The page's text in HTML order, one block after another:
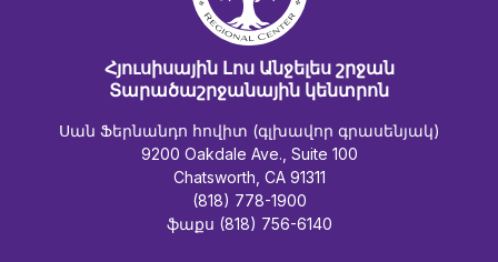
Հյուսիսային Լոս Անջելես շրջան
Տարածաշրջանային կենտրոն
Սան Ֆերնանդո հովիտ (գլխավոր գրասենյակ)
9200 Oakdale Ave., Suite 100
Chatsworth, CA 91311
(818) 778-1900
ֆաքս (818) 756-6140